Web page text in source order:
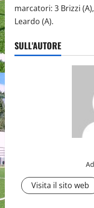
marcatori: 3 Brizzi
Leardo (A).
SULL'AUTORE
Visita il sito web